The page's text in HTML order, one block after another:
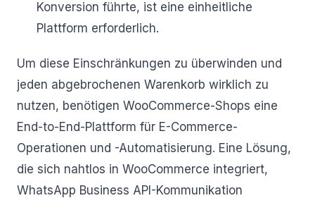
Konversion führte, ist eine einheitliche
Plattform erforderlich.
Um diese Einschränkungen zu überwinden und
jeden abgebrochenen Warenkorb wirklich zu
nutzen, benötigen WooCommerce-Shops eine
End-to-End-Plattform für E-Commerce-
Operationen und -Automatisierung. Eine Lösung,
die sich nahtlos in WooCommerce integriert,
WhatsApp Business API-Kommunikation